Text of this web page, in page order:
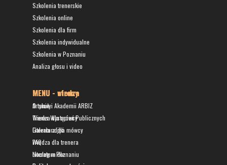
MENU - wiedza
Artykuły
Wiedza dla mówcy
Literatura dla mówcy
Wiedza dla trenera
Literatura dla
Szkolenia trenerskie
Szkolenia online
Szkolenia dla firm
Szkolenia indywidualne
Szkolenia w Poznaniu
Analiza głosu i video
MENU - strony
O mnie i Akademii ARBIZ
Trener Wystąpień Publicznych
Galeria zdjęć
FAQ
Nocleg w Poznaniu